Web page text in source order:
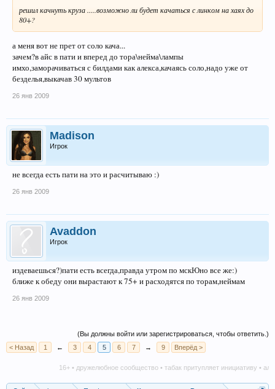
решил качнуть круза .....возможно ли будет качаться с линком на хаях до
80+?
а меня вот не прет от соло кача...
зачем?в айс в пати и вперед до тора\нейма\лампы
имхо,заморачиваться с билдами как алекса,качаясь соло,надо уже от
безделья,выкачав 30 мультов
26 янв 2009
Madison
Игрок
не всегда есть пати на это и расчитываю :)
26 янв 2009
Avaddon
Игрок
издеваешься?)пати есть всегда,правда утром по мскЮно все же:)
ближе к обеду они вырастают к 75+ и расходятся по торам,неймам
26 янв 2009
(Вы должны войти или зарегистрироваться, чтобы ответить.)
< Назад
1 ← 3 4 5 6 7 → 9 Вперёд >
16+ • дружелюбное сообщество • табак притупляет инициативу •